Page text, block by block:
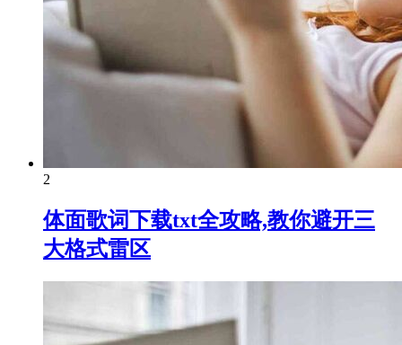
2
体面歌词下载txt全攻略,教你避开三
大格式雷区